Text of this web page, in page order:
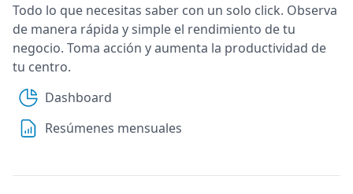
Todo lo que necesitas saber con un solo click. Observa
de manera rápida y simple el rendimiento de tu
negocio. Toma acción y aumenta la productividad de
tu centro.
Dashboard
Resúmenes mensuales